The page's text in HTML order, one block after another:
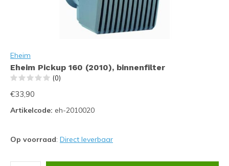
Eheim
Eheim Pickup 160 (2010), binnenfilter
(0)
€33,90
Artikelcode: eh-2010020
Op voorraad: Direct leverbaar